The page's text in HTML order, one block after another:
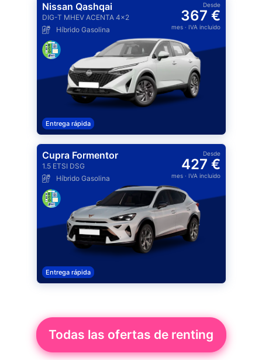
Nissan Qashqai
DIG-T MHEV ACENTA 4x2
Híbrido Gasolina
Desde
367 €
mes· IVA incluido
Entrega rápida
Cupra Formentor
1.5 ETSI DSG
Híbrido Gasolina
Desde
427 €
mes· IVA incluido
Entrega rápida
Todas las ofertas de renting